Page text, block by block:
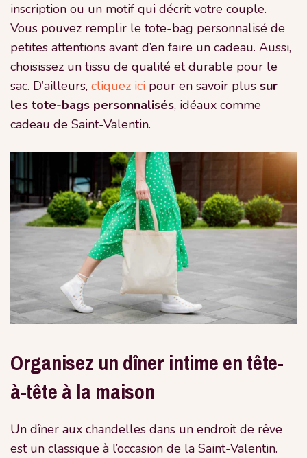
inscription ou un motif qui décrit votre couple.
Vous pouvez remplir le tote-bag personnalisé de
petites attentions avant d’en faire un cadeau. Aussi,
choisissez un tissu de qualité et durable pour le
sac. D’ailleurs, cliquez ici pour en savoir plus sur
les tote-bags personnalisés, idéaux comme
cadeau de Saint-Valentin.
Organisez un dîner intime en tête-
à-tête à la maison
Un dîner aux chandelles dans un endroit de rêve
est un classique à l’occasion de la Saint-Valentin.